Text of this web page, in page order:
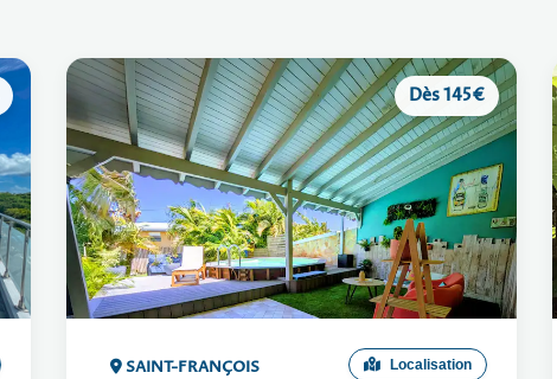
Dès 145€
SAINT-FRANÇOIS Localisation